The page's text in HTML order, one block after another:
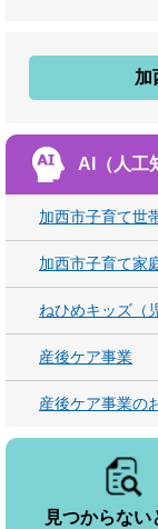
加
AI（人工
加西市子育て世
加西市子育て家
ねひめキッズ（
産後ケア事業
産後ケア事業の
見つからない